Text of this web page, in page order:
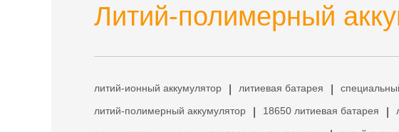
Литий-полимерный
литий-ионный аккумулятор литиевая батарея
литий-полимерный аккумулятор 18650 литиевая батарея